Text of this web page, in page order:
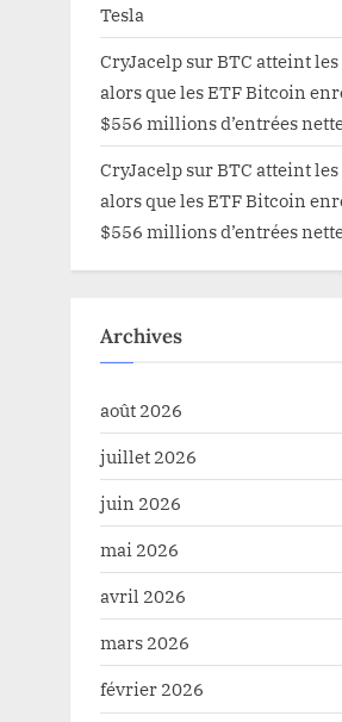
Tesla
CryJacelp surBTC atteint
alors que les ETF Bitcoin
$556 millions d’entrées
CryJacelp surBTC atteint
alors que les ETF Bitcoin
$556 millions d’entrées
Archives
août 2026
juillet 2026
juin 2026
mai 2026
avril 2026
mars 2026
février 2026